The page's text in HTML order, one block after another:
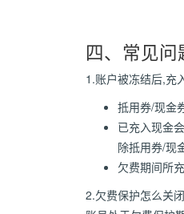
四、常见问
1.账户被冻结后,充
抵用券/现金
已充入现金
除抵用券/现
欠费期间所
2.欠费保护怎么关闭